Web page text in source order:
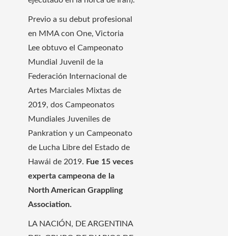
Previo a su debut profesional
en MMA con One, Victoria
Lee obtuvo el Campeonato
Mundial Juvenil de la
Federación Internacional de
Artes Marciales Mixtas de
2019, dos Campeonatos
Mundiales Juveniles de
Pankration y un Campeonato
de Lucha Libre del Estado de
Hawái de 2019. Fue 15 veces
experta campeona de la
North American Grappling
Association.
LA NACIÓN, DE ARGENTINA